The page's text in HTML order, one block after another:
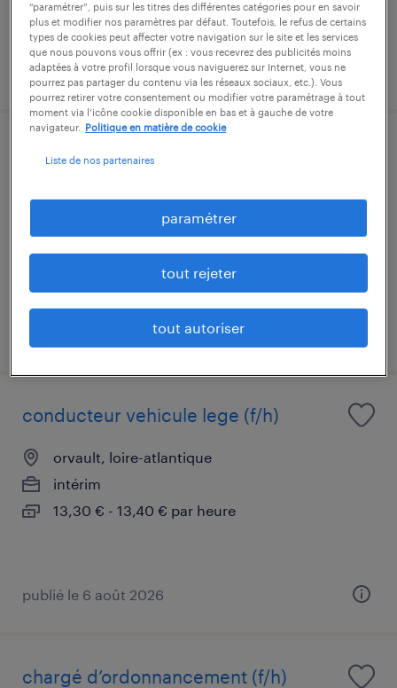
publié le 6 juillet 2026
conducteur poids lourds (f/h)
orvault, loire-atlantique
publié le 6 août 2026
conducteur vehicule lege (f/h)
orvault, loire-atlantique
intérim
13,30 € - 13,40 € par heure
publié le 6 août 2026
chargé d’ordonnancement (f/h)
“paramétrer”, puis sur les titres des différentes catégories pour en savoir
plus et modifier nos paramètres par défaut. Toutefois, le refus de certains
types de cookies peut affecter votre navigation sur le site et les services
que nous pouvons vous offrir (ex : vous recevrez des publicités moins
adaptées à votre profil lorsque vous naviguerez sur Internet, vous ne
pourrez pas partager du contenu via les réseaux sociaux, etc.). Vous
pourrez retirer votre consentement ou modifier votre paramétrage à tout
moment via l’icône cookie disponible en bas et à gauche de votre
navigateur.
Politique en matière de cookie
Liste de nos partenaires
paramétrer
tout rejeter
tout autoriser